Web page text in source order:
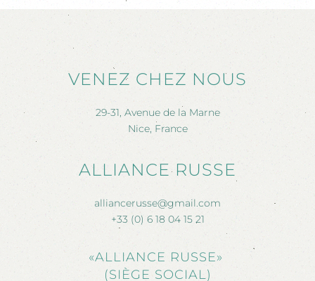
VENEZ CHEZ NOUS
29-31, Avenue de la Marne
Nice, France
ALLIANCE RUSSE
alliancerusse@gmail.com
+33 (0) 6 18 04 15 21
«ALLIANCE RUSSE»
(SIÈGE SOCIAL)